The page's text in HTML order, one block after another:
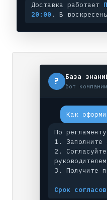
Доставка работает
20:00. В
? База
бот компании
Как
По
1. Заполните
2.
руководителем
3. Получите
Срок